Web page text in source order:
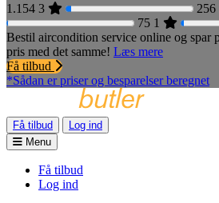
1.154 3 256
75 1
Bestil aircondition service online og spar
pris med det samme! Læs mere
Få tilbud
*Sådan er priser og besparelser beregnet
Få tilbud
Log ind
Menu
Få tilbud
Log ind